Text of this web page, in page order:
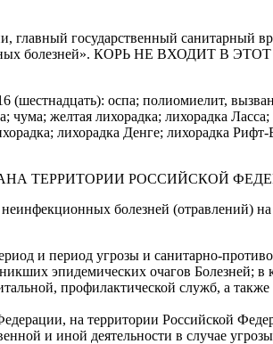
главный государственный санитарный
болезней». КОРЬ НЕ ВХОДИТ В
оспа; полиомиелит,
желтая лихорадка; лихорадка Ласса;
лихорадка Денге; лихорадка
ОХРАНА ТЕРРИТОРИИ РОССИЙСКОЙ
болезней (отравлений) на
и период угрозы и санитарно-
эпидемических очагов Болезней; в
профилактической служб, а
на территории Российской
и иной деятельности в случае